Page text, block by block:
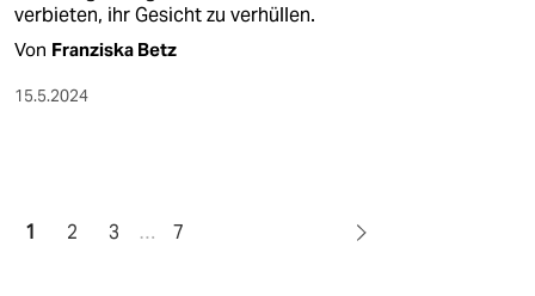
verbieten, ihr Gesicht zu verhüllen.
Von Franziska Betz
15.5.2024
1 2 3 … 7